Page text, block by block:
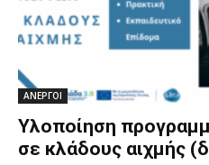
ΑΝΕΡΓΟΙ
Υλοποίηση
σε κλάδους αιχμής